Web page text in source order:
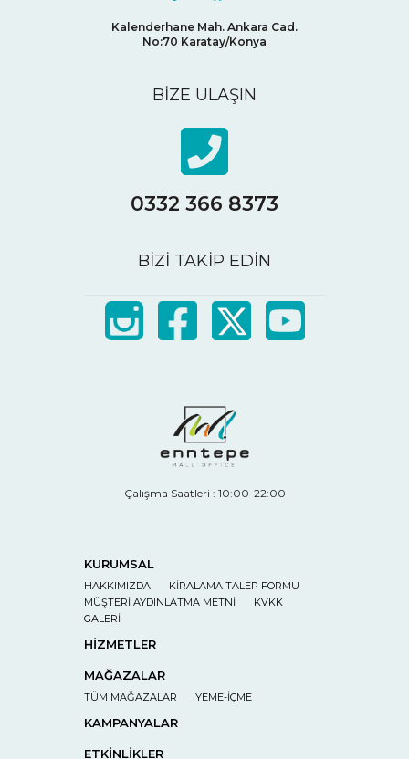
Kalenderhane Mah. Ankara Cad.
No:70 Karatay/Konya
BİZE ULAŞIN
0332 366 8373
BİZİ TAKİP EDİN
Çalışma Saatleri : 10:00-22:00
KURUMSAL
HAKKIMIZDA
KİRALAMA TALEP FORMU
MÜŞTERİ AYDINLATMA METNİ
KVKK
GALERİ
HİZMETLER
MAĞAZALAR
TÜM MAĞAZALAR YEME-İÇME
KAMPANYALAR
ETKİNLİKLER